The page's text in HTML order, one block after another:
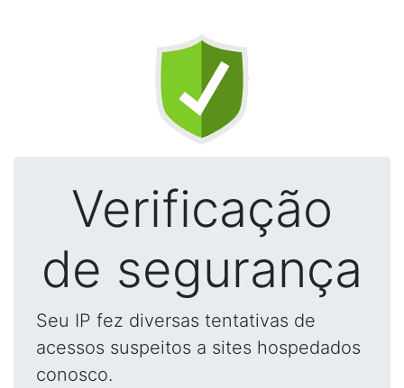
Verificação
de segurança
Seu IP fez diversas tentativas de
acessos suspeitos a sites hospedados
conosco.